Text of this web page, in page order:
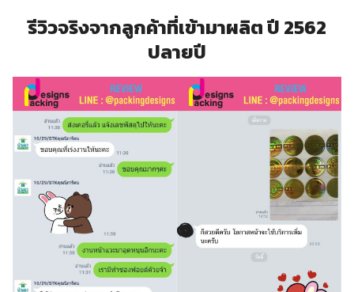
รีวิวจริงจากลูกค้าที่เข้ามาผลิต ปี 2562
ปลายปี